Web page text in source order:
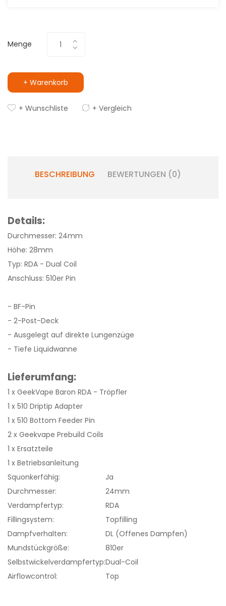
Menge
+ Warenkorb
+ Wunschliste + Vergleich
BESCHREIBUNG BEWERTUNGEN (0)
Details:
Durchmesser: 24mm
Höhe: 28mm
Typ: RDA - Dual Coil
Anschluss: 510er Pin
- BF-Pin
- 2-Post-Deck
- Ausgelegt auf direkte Lungenzüge
- Tiefe Liquidwanne
Lieferumfang:
1 x GeekVape Baron RDA - Tröpfler
1 x 510 Driptip Adapter
1 x 510 Bottom Feeder Pin
2 x Geekvape Prebuild Coils
1 x Ersatzteile
1 x Betriebsanleitung
Squonkerfähig:
Ja
Durchmesser:
24mm
Verdampfertyp:
RDA
Fillingsystem:
Topfilling
Dampfverhalten:
DL (Offenes Dampfen)
Mundstückgröße:
810er
Selbstwickelverdampfertyp:Dual-Coil
Airflowcontrol:
Top